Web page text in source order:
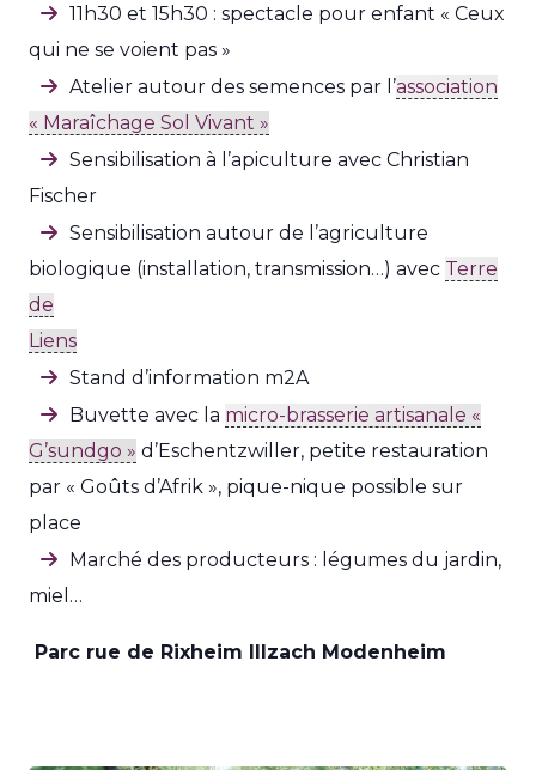
11h30 et 15h30 : spectacle pour enfant « Ceux
qui ne se voient pas »
Atelier autour des semences par l’association
« Maraîchage Sol Vivant »
Sensibilisation à l’apiculture avec Christian
Fischer
Sensibilisation autour de l’agriculture
biologique (installation, transmission…) avec Terre
de
Liens
Stand d’information m2A
Buvette avec la micro-brasserie artisanale «
G’sundgo » d’Eschentzwiller, petite restauration
par « Goûts d’Afrik », pique-nique possible sur
place
Marché des producteurs : légumes du jardin,
miel…
Parc rue de Rixheim Illzach Modenheim